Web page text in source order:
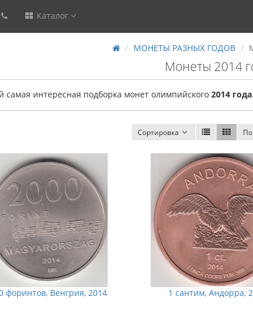
Каталог
МОНЕТЫ РАЗНЫХ ГОДОВ
Монеты 2014
самая интересная подборка монет олимпийского 2014 года.
Сортировка
форинтов, Венгрия, 2014 1 сантим, Андорра,